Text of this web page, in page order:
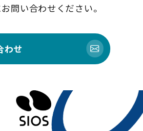
問い合わせください。
わせ